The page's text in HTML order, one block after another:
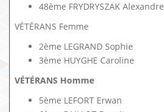
48ème FRYDRYSZAK Alexandre
VÉTÉRANS Femme
2ème LEGRAND Sophie
3ème HUYGHE Caroline
VÉTÉRANS Homme
5ème LEFORT Erwan